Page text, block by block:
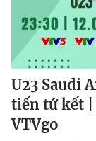
U23 Saudi
tiến tứ kết |
VTVgo